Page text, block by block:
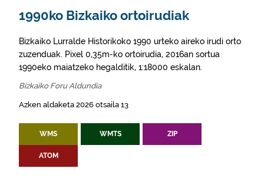
1990ko Bizkaiko ortoirudiak
Bizkaiko Lurralde Historikoko 1990 urteko aireko irudi orto
zuzenduak. Pixel 0,35m-ko ortoirudia, 2016an sortua
1990eko maiatzeko hegalditik, 1:18000 eskalan.
Bizkaiko Foru Aldundia
Azken aldaketa 2026 otsaila 13
WMS WMTS ZIP
ATOM